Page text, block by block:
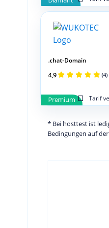
Premium Tarif
.chat-Domain
4,9 (4)
* Bei hosttest ist
Bedingungen auf